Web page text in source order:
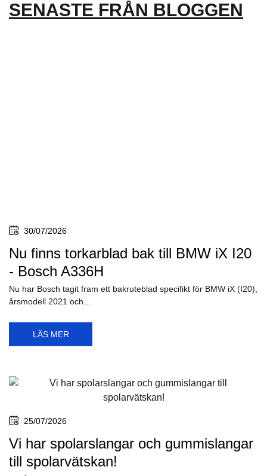
SENASTE FRÅN BLOGGEN
30/07/2026
Nu finns torkarblad bak till BMW iX I20
- Bosch A336H
Nu har Bosch tagit fram ett bakruteblad specifikt för BMW iX (I20),
årsmodell 2021 och...
LÄS MER
25/07/2026
Vi har spolarslangar och gummislangar
till spolarvätskan!